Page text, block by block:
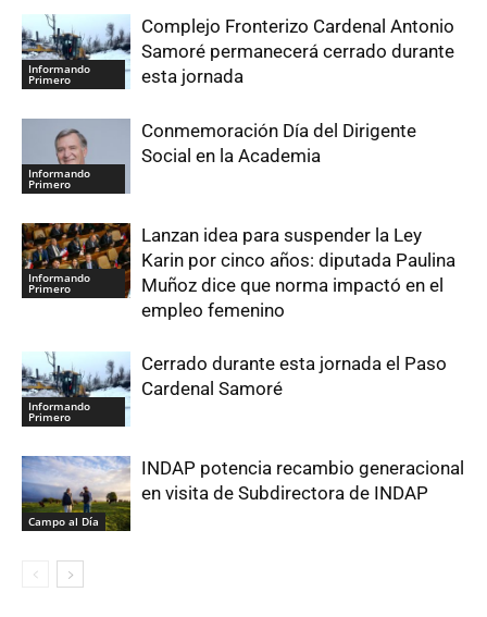
Informando
Primero
Complejo Fronterizo Cardenal Antonio
Samoré permanecerá cerrado durante
esta jornada
Informando
Primero
Conmemoración Día del Dirigente
Social en la Academia
Informando
Primero
Lanzan idea para suspender la Ley
Karin por cinco años: diputada Paulina
Muñoz dice que norma impactó en el
empleo femenino
Informando
Primero
Cerrado durante esta jornada el Paso
Cardenal Samoré
Campo al Día
INDAP potencia recambio generacional
en visita de Subdirectora de INDAP